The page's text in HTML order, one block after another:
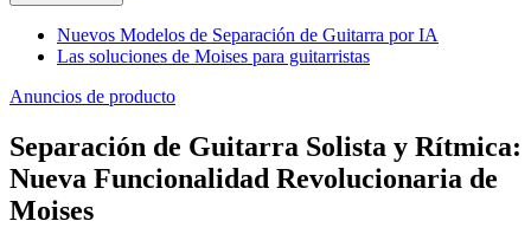
Nuevos Modelos de Separación de Guitarra por IA
Las soluciones de Moises para guitarristas
Anuncios de producto
Separación de Guitarra Solista y Rítmica:
Nueva Funcionalidad Revolucionaria de
Moises